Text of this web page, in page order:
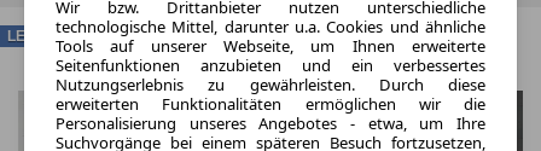
LEASING
Wir bzw. Drittanbieter nutzen unterschiedliche
technologische Mittel, darunter u.a. Cookies und ähnliche
Tools auf unserer Webseite, um Ihnen erweiterte
Seitenfunktionen anzubieten und ein verbessertes
Nutzungserlebnis zu gewährleisten. Durch diese
erweiterten Funktionalitäten ermöglichen wir die
Personalisierung unseres Angebotes - etwa, um Ihre
Suchvorgänge bei einem späteren Besuch fortzusetzen,